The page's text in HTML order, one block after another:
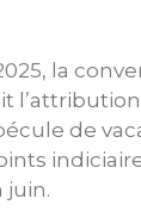
la
de
juin.